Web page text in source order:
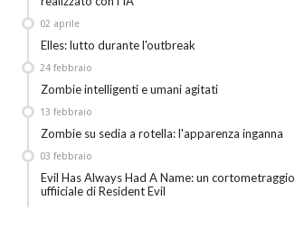
Elles: lutto durante l'outbreak
02 aprile
Zombie intelligenti e umani agitati
24 febbraio
Zombie su sedia a rotella: l'apparenza inganna
13 febbraio
Evil Has Always Had A Name: un cortometraggio
uffiiciale di Resident Evil
03 febbraio